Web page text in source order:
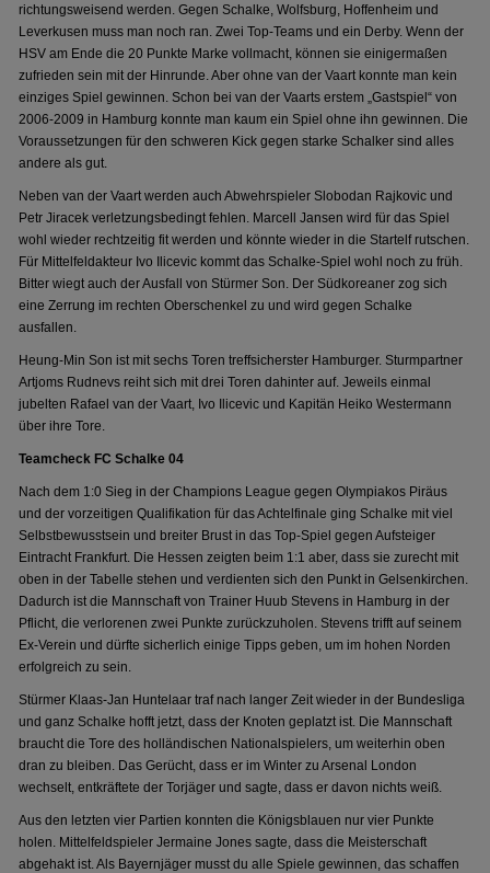
richtungsweisend werden. Gegen Schalke, Wolfsburg, Hoffenheim und
Leverkusen muss man noch ran. Zwei Top-Teams und ein Derby. Wenn der
HSV am Ende die 20 Punkte Marke vollmacht, können sie einigermaßen
zufrieden sein mit der Hinrunde. Aber ohne van der Vaart konnte man kein
einziges Spiel gewinnen. Schon bei van der Vaarts erstem „Gastspiel“ von
2006-2009 in Hamburg konnte man kaum ein Spiel ohne ihn gewinnen. Die
Voraussetzungen für den schweren Kick gegen starke Schalker sind alles
andere als gut.
Neben van der Vaart werden auch Abwehrspieler Slobodan Rajkovic und
Petr Jiracek verletzungsbedingt fehlen. Marcell Jansen wird für das Spiel
wohl wieder rechtzeitig fit werden und könnte wieder in die Startelf rutschen.
Für Mittelfeldakteur Ivo Ilicevic kommt das Schalke-Spiel wohl noch zu früh.
Bitter wiegt auch der Ausfall von Stürmer Son. Der Südkoreaner zog sich
eine Zerrung im rechten Oberschenkel zu und wird gegen Schalke
ausfallen.
Heung-Min Son ist mit sechs Toren treffsicherster Hamburger. Sturmpartner
Artjoms Rudnevs reiht sich mit drei Toren dahinter auf. Jeweils einmal
jubelten Rafael van der Vaart, Ivo Ilicevic und Kapitän Heiko Westermann
über ihre Tore.
Teamcheck FC Schalke 04
Nach dem 1:0 Sieg in der Champions League gegen Olympiakos Piräus
und der vorzeitigen Qualifikation für das Achtelfinale ging Schalke mit viel
Selbstbewusstsein und breiter Brust in das Top-Spiel gegen Aufsteiger
Eintracht Frankfurt. Die Hessen zeigten beim 1:1 aber, dass sie zurecht mit
oben in der Tabelle stehen und verdienten sich den Punkt in Gelsenkirchen.
Dadurch ist die Mannschaft von Trainer Huub Stevens in Hamburg in der
Pflicht, die verlorenen zwei Punkte zurückzuholen. Stevens trifft auf seinem
Ex-Verein und dürfte sicherlich einige Tipps geben, um im hohen Norden
erfolgreich zu sein.
Stürmer Klaas-Jan Huntelaar traf nach langer Zeit wieder in der Bundesliga
und ganz Schalke hofft jetzt, dass der Knoten geplatzt ist. Die Mannschaft
braucht die Tore des holländischen Nationalspielers, um weiterhin oben
dran zu bleiben. Das Gerücht, dass er im Winter zu Arsenal London
wechselt, entkräftete der Torjäger und sagte, dass er davon nichts weiß.
Aus den letzten vier Partien konnten die Königsblauen nur vier Punkte
holen. Mittelfeldspieler Jermaine Jones sagte, dass die Meisterschaft
abgehakt ist. Als Bayernjäger musst du alle Spiele gewinnen, das schaffen